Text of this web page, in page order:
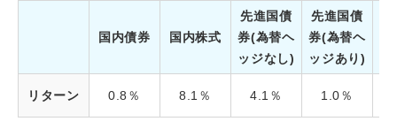
国内債券 国内株式
先進国債
券(為替ヘ
ッジなし)
先進国債
券(為替ヘ
ッジあり)
リターン 0.8％ 8.1％ 4.1％ 1.0％